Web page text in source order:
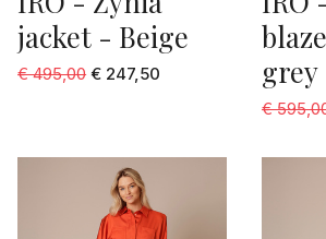
jacket - Beige
€ 495,00 € 247,50
grey
€